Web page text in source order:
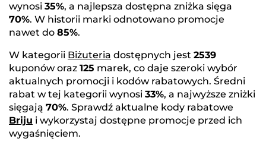
wynosi 35%, a najlepsza dostępna zniżka sięga
70%. W historii marki odnotowano promocje
nawet do 85%.
W kategorii Biżuteria dostępnych jest 2539
kuponów oraz 125 marek, co daje szeroki wybór
aktualnych promocji i kodów rabatowych. Średni
rabat w tej kategorii wynosi 33%, a najwyższe zniżki
sięgają 70%. Sprawdź aktualne kody rabatowe
Briju i wykorzystaj dostępne promocje przed ich
wygaśnięciem.